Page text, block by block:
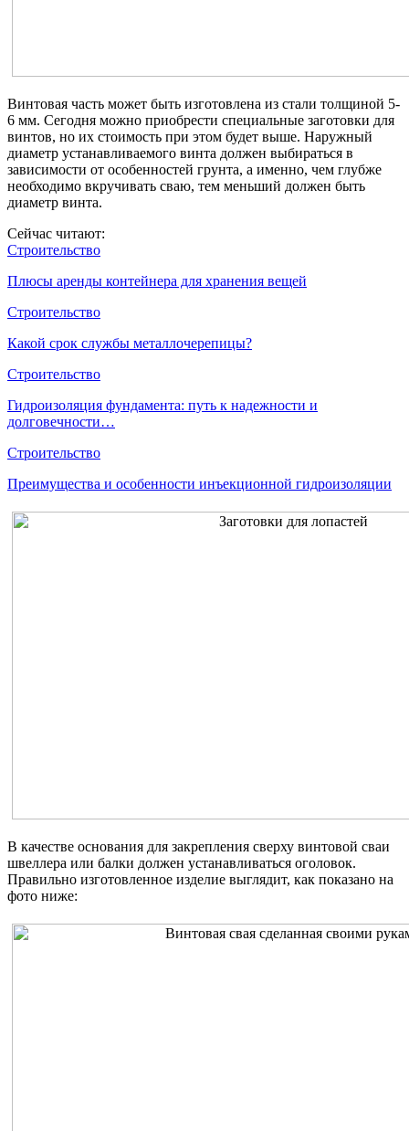
Винтовая часть может быть изготовлена из стали толщиной 5-
6 мм. Сегодня можно приобрести специальные заготовки для
винтов, но их стоимость при этом будет выше. Наружный
диаметр устанавливаемого винта должен выбираться в
зависимости от особенностей грунта, а именно, чем глубже
необходимо вкручивать сваю, тем меньший должен быть
диаметр винта.
Сейчас читают:
Строительство
Плюсы аренды контейнера для хранения вещей
Строительство
Какой срок службы металлочерепицы?
Строительство
Гидроизоляция фундамента: путь к надежности и
долговечности…
Строительство
Преимущества и особенности инъекционной гидроизоляции
В качестве основания для закрепления сверху винтовой сваи
швеллера или балки должен устанавливаться оголовок.
Правильно изготовленное изделие выглядит, как показано на
фото ниже: